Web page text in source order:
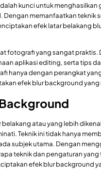
kunci untuk
memanfaatkan teknik
efek latar belakang
fotografi yang sangat praktis.
aplikasi editing, serta tips
hanya dengan perangkat
efek blur background yang
atau yang lebih
Teknik ini tidak hanya
subjek utama. Dengan
teknik dan pengaturan yang
efek blur background